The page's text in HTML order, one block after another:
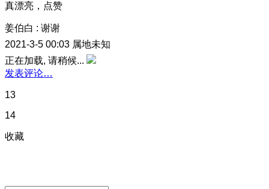
真漂亮，点赞
姜伯白 : 谢谢
2021-3-5 00:03 属地未知
正在加载, 请稍候...
发表评论…
13
14
收藏